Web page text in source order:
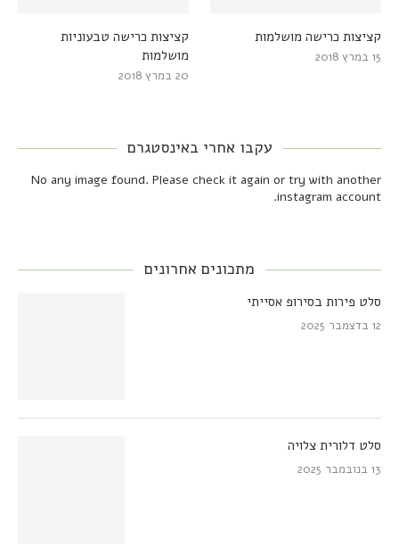
קציצות כרישה טבעוניות
מושלמות
20 במרץ 2018
קציצות כרישה מושלמות
15 במרץ 2018
עקבו אחרי באינסטגרם
No any image found. Please check it again or try with another
instagram account.
מתכונים אחרונים
סלט פירות בסירופ אסייתי
12 בדצמבר 2025
סלט דלורית צלויה
13 בנובמבר 2025